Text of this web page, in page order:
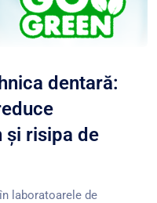
dentară:
și risipa de
laboratoarele de